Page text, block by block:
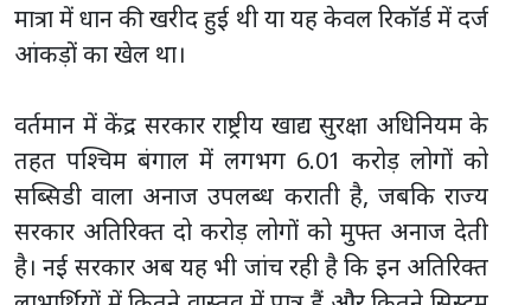
मात्रा में धान की खरीद हुई थी या यह केवल रिकॉर्ड में दर्ज
आंकड़ों का खेल था।
वर्तमान में केंद्र सरकार राष्ट्रीय खाद्य सुरक्षा अधिनियम के
तहत पश्चिम बंगाल में लगभग 6.01 करोड़ लोगों को
सब्सिडी वाला अनाज उपलब्ध कराती है, जबकि राज्य
सरकार अतिरिक्त दो करोड़ लोगों को मुफ्त अनाज देती
है। नई सरकार अब यह भी जांच रही है कि इन अतिरिक्त